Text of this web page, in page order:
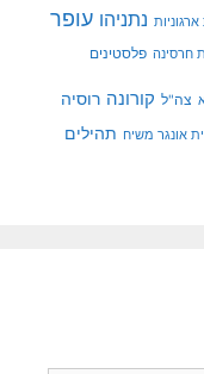
נתניהו עופר
חרסינה פלסטינים
צה"ל קורונה רוסיה
אונגר משיח תהילים